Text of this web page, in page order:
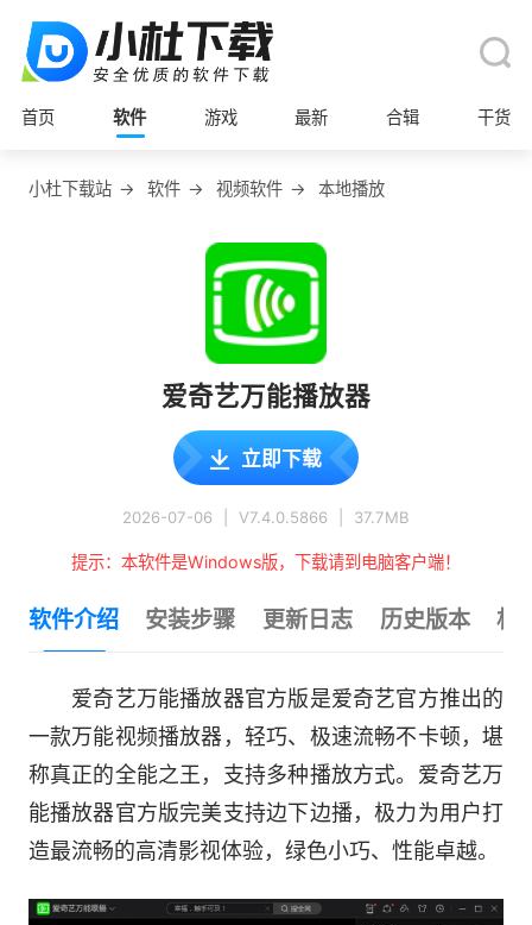
首页 软件 游戏 最新 合辑 干货
小杜下载站 → 软件 → 视频软件 → 本地播放
爱奇艺万能播放器
立即下载
2026-07-06 V7.4.0.5866 37.7MB
提示：本软件是Windows版，下载请到电脑客户端！
软件介绍 安装步骤 更新日志 历史版本 相
爱奇艺万能播放器官方版是爱奇艺官方推出的
一款万能视频播放器，轻巧、极速流畅不卡顿，堪
称真正的全能之王，支持多种播放方式。爱奇艺万
能播放器官方版完美支持边下边播，极力为用户打
造最流畅的高清影视体验，绿色小巧、性能卓越。